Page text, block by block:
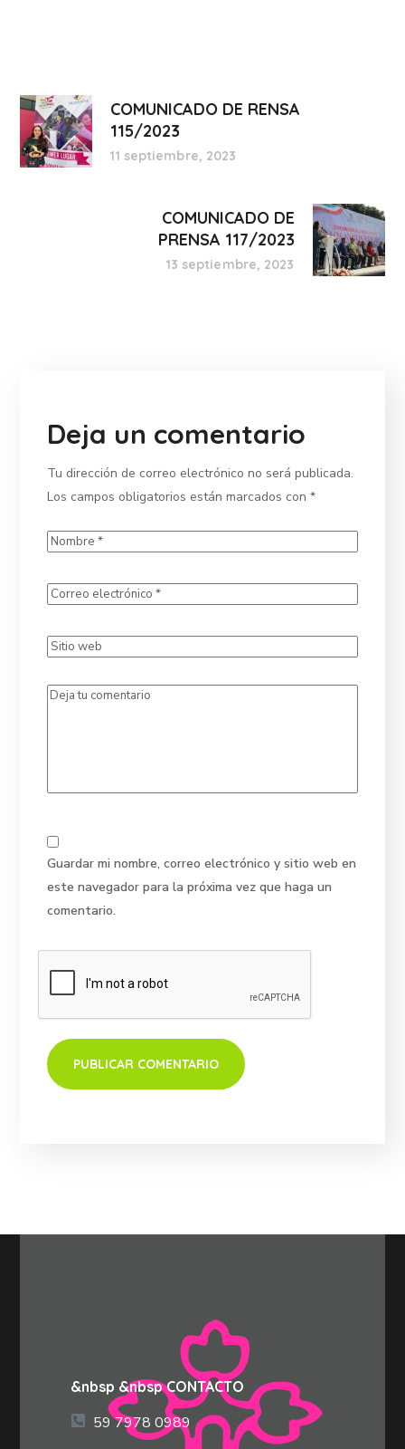
COMUNICADO DE RENSA
115/2023
11 septiembre, 2023
COMUNICADO DE
PRENSA 117/2023
13 septiembre, 2023
Deja un comentario
Tu dirección de correo electrónico no será publicada.
Los campos obligatorios están marcados con*
Guardar mi nombre, correo electrónico y sitio web en
este navegador para la próxima vez que haga un
comentario.
&nbsp &nbsp CONTACTO
59 7978 0989